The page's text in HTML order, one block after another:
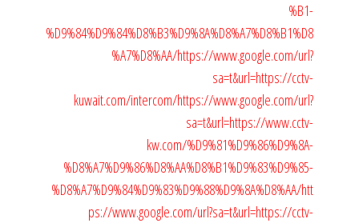
%B1-
%D9%84%D9%84%D8%B3%D9%8A%D8%A7%D8%B1%D8
%A7%D8%AA/https://www.google.com/url?
sa=t&url=https://cctv-
kuwait.com/intercom/https://www.google.com/url?
sa=t&url=https://www.cctv-
kw.com/%D9%81%D9%86%D9%8A-
%D8%A7%D9%86%D8%AA%D8%B1%D9%83%D9%85-
%D8%A7%D9%84%D9%83%D9%88%D9%8A%D8%AA/htt
ps://www.google.com/url?sa=t&url=https://cctv-